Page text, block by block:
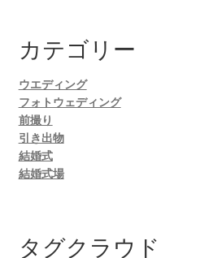
カテゴリー
ウエディング
フォトウェディング
前撮り
引き出物
結婚式
結婚式場
タグクラウド